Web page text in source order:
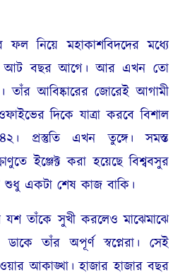
ফল নিয়ে মহাকাশবিদদের মধ্যে
আট বছর আগে। আর এখন তো
তাঁর আবিষ্কারের জোরেই আগামী
দিকে যাত্রা করবে বিশাল
প্রস্তুতি এখন তুঙ্গে। সমস্ত
ইঞ্জেক্ট করা হয়েছে বিশ্ববসুর
শুধু একটা শেষ কাজ বাকি।
তাঁকে সুখী করলেও মাঝেমাঝে
তাঁর অপূর্ণ স্বপ্নেরা। সেই
আকাঙ্খা। হাজার হাজার বছর